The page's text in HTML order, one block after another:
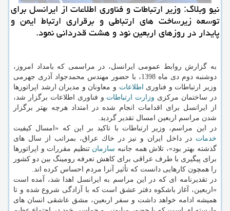
نیو وبلاگ: وزیر ارتباطات و فناوری اطلاعات از ایرانسل برای
توسعه زیرساخت های ارتباطی و برقراری ارتباط ایمن و
پایدار در روزهای اربعین نود و هشت قدردانی نمود.
به گزارش روابط عمومی ایرانسل، در مراسمی كه بامداد امروز،
دوشنبه دوم دی ماه 1398، با حضور مهندس محمدجواد آذری جهرمی
وزیر ارتباطات و فناوری اطلاعات و معاونان و مدیران ارشد اپراتورها
در ساختمان مركزی وزارت ارتباطات و فناوری اطلاعات برگزار شد،
از ایرانسل برای اقدامات انجام شده در امتداد هرچه بهتر برگزار
شدن مراسم اربعین امسال تقدیر گردید.
در این مراسم، وزیر ارتباطات با تاكید بر این كه «امسال كیفیت
خدمات در داخل ایران و نیز در خاك عراق، بمراتب از سال های
گذشته بهتر بود»، تلاش همه جانبه سازمان تنظیم مقررات و اپراتورها
برای پیگیری با طرف عراقی برای كاهش تعرفه رومینگ بین دو كشور
را همچون كارهایی دانست كه تأثیر آنرا مردم احساس كرده اند.
در تقدیرنامه ای كه در این مراسم به ایرانسل اهدا شد، آمده است
«اربعین، آغاز باشكوه دفتر عشق است كه با آزادگی شروع شده و تا
همیشه ادامه خواهد داشت و سفر اربعین، مشق عاشقی انسان های